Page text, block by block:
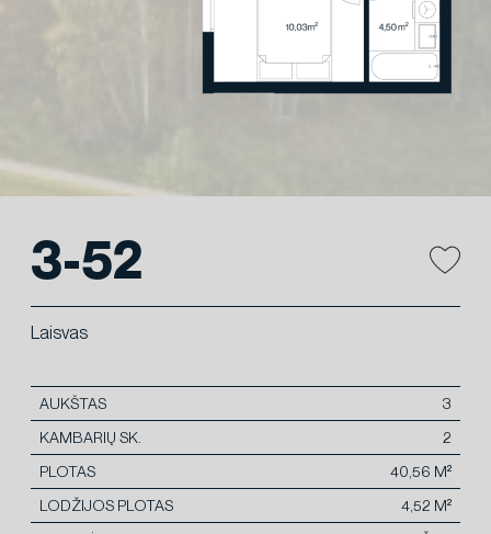
3-52
Laisvas
AUKŠTAS
3
KAMBARIŲ SK.
2
PLOTAS
40,56 M²
LODŽIJOS PLOTAS
4,52 M²